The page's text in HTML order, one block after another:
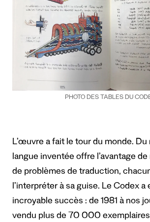
PHOTO DES TABLES DU
L’œuvre a fait le tour du monde. Du
langue inventée offre l’avantage
de problèmes de traduction,
l’interpréter à sa guise. Le Codex a
incroyable succès : de 1981 à nos
vendu plus de 70 000